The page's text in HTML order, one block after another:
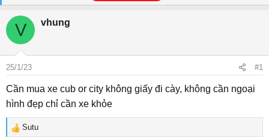
V vhung
25/1/23 #1
Cần mua xe cub or city không giấy đi cày, không cần ngoại
hình đẹp chỉ cần xe khỏe
R
Sutu